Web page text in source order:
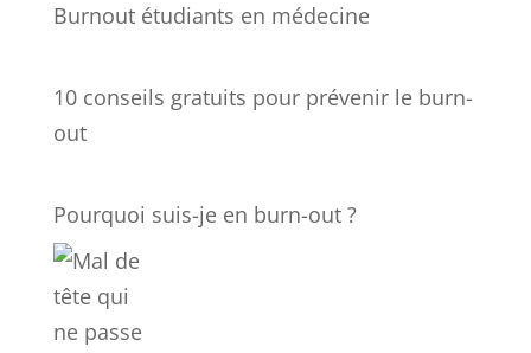
Burnout étudiants en médecine
10 conseils gratuits pour prévenir le burn-
out
Pourquoi suis-je en burn-out ?